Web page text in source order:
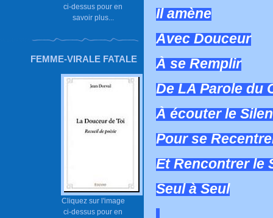
ci-dessus pour en
savoir plus...
FEMME-VIRALE FATALE
Cliquez sur l'image
ci-dessus pour en
Il amène
Avec Douceur
À se Remplir
De LA Parole du
À écouter le
Pour se
Et Rencontrer le
Seul à Seul